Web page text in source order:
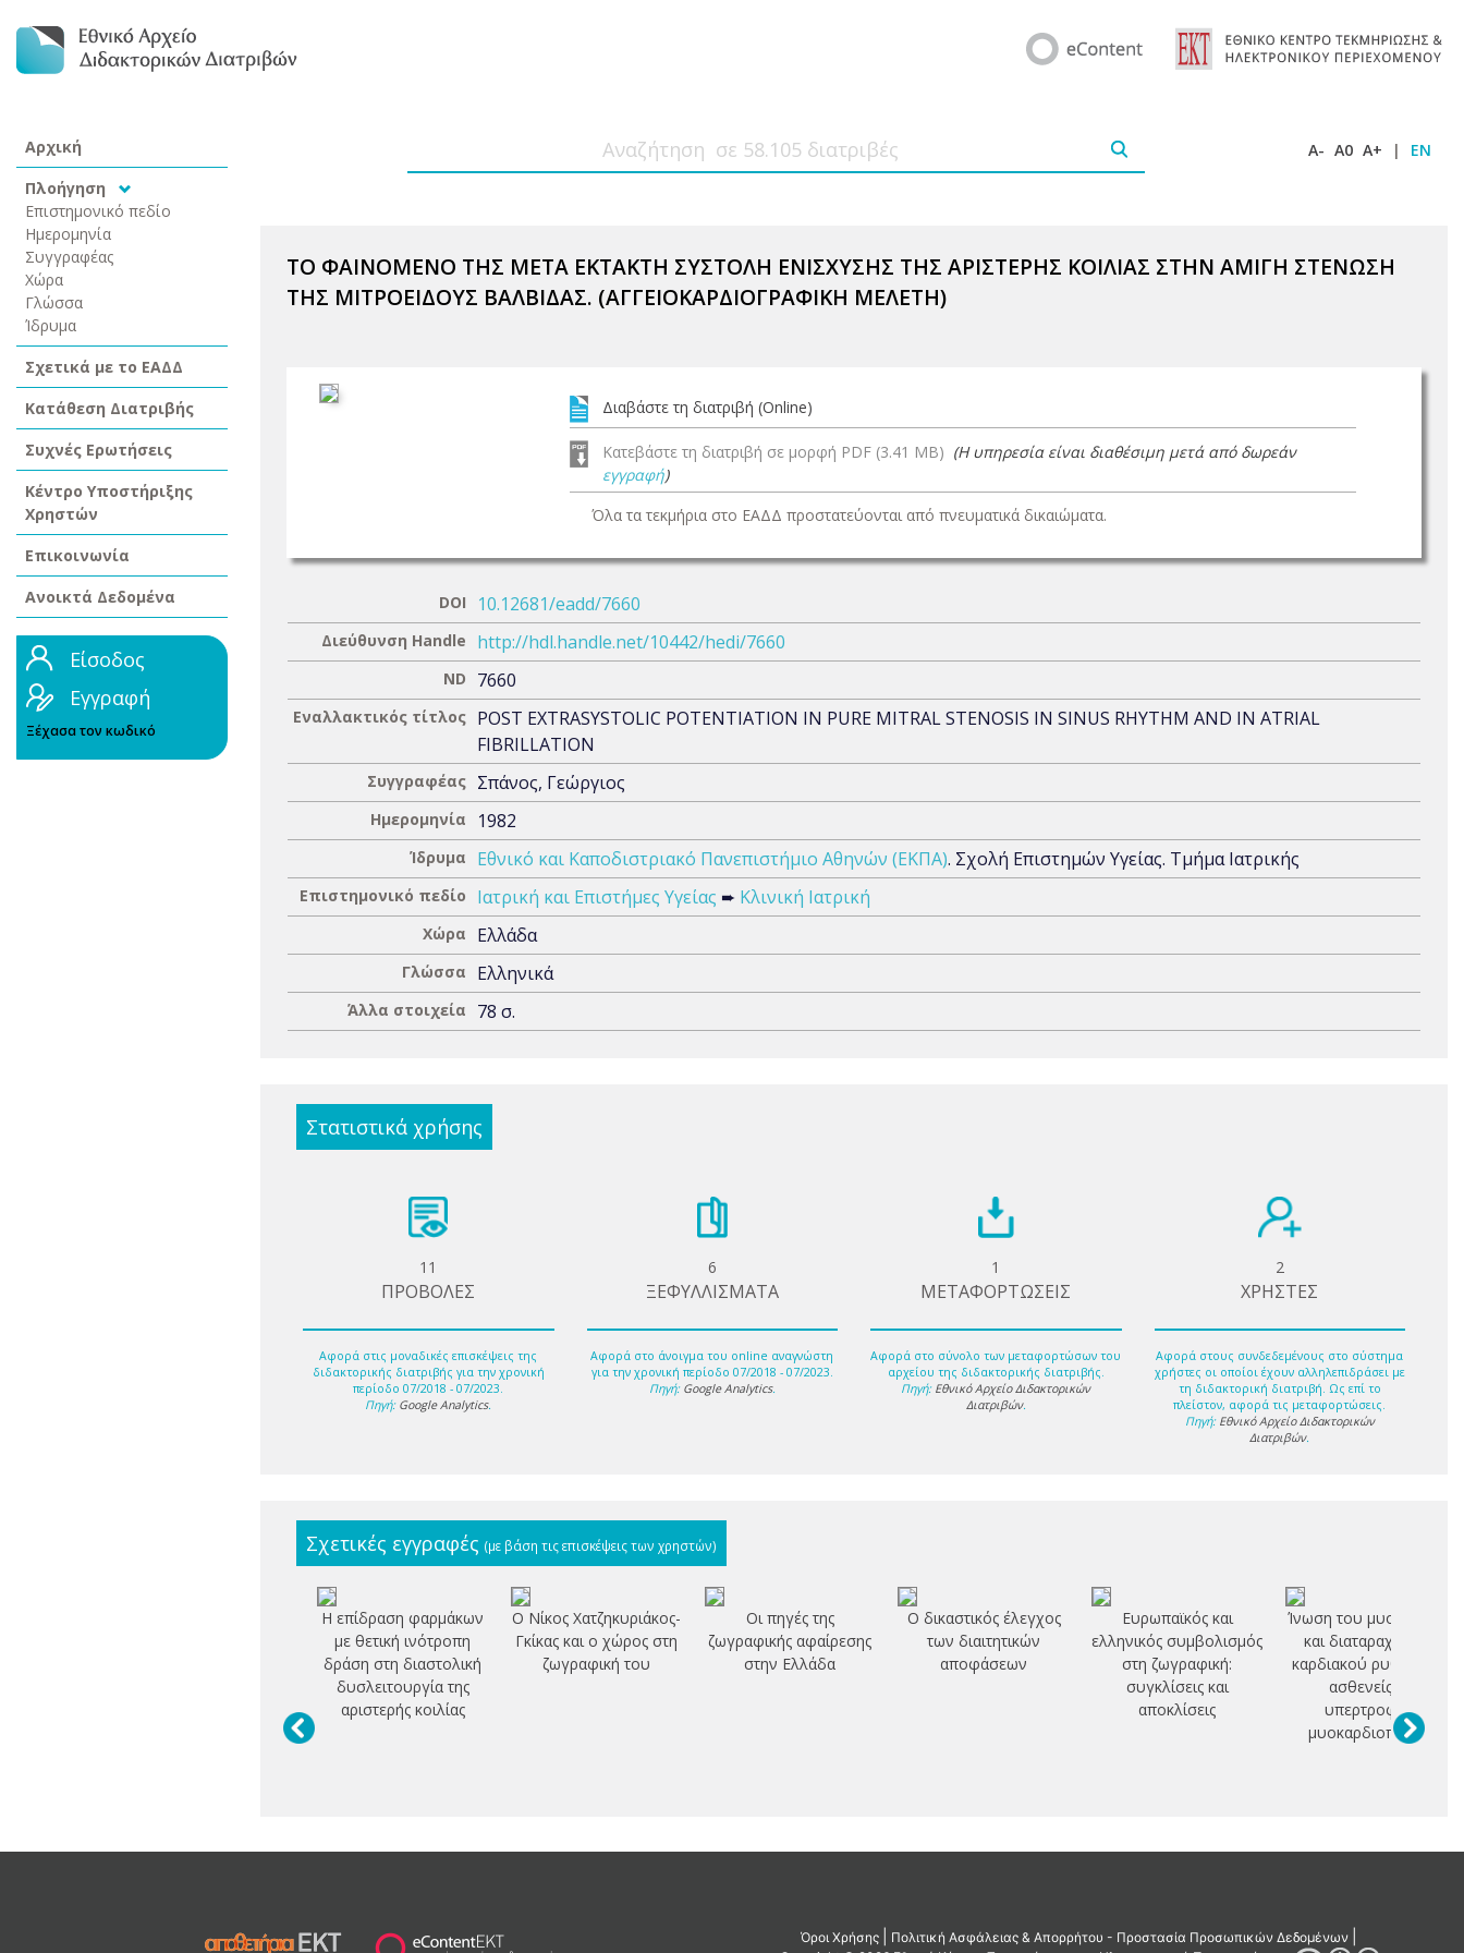
Αρχική
Πλοήγηση
Επιστημονικό πεδίο
Ημερομηνία
Συγγραφέας
Χώρα
Γλώσσα
Ίδρυμα
Σχετικά με το ΕΑΔΔ
Κατάθεση Διατριβής
Συχνές Ερωτήσεις
Κέντρο Υποστήριξης
Χρηστών
Επικοινωνία
Ανοικτά Δεδομένα
Είσοδος
Εγγραφή
Ξέχασα τον κωδικό
A- A0 A+ | EN
ΤΟ ΦΑΙΝΟΜΕΝΟ ΤΗΣ ΜΕΤΑ ΕΚΤΑΚΤΗ ΣΥΣΤΟΛΗ ΕΝΙΣΧΥΣΗΣ ΤΗΣ ΑΡΙΣΤΕΡΗΣ ΚΟΙΛΙΑΣ ΣΤΗΝ ΑΜΙΓΗ ΣΤΕΝΩΣΗ
ΤΗΣ ΜΙΤΡΟΕΙΔΟΥΣ ΒΑΛΒΙΔΑΣ. (ΑΓΓΕΙΟΚΑΡΔΙΟΓΡΑΦΙΚΗ ΜΕΛΕΤΗ)
Διαβάστε τη διατριβή (Online)
Κατεβάστε τη διατριβή σε μορφή PDF (3.41 MB) (Η υπηρεσία είναι διαθέσιμη μετά από δωρεάν
εγγραφή)
Όλα τα τεκμήρια στο ΕΑΔΔ προστατεύονται από πνευματικά δικαιώματα.
DOI 10.12681/eadd/7660
Διεύθυνση Handle http://hdl.handle.net/10442/hedi/7660
ND 7660
Εναλλακτικός τίτλος POST EXTRASYSTOLIC POTENTIATION IN PURE MITRAL STENOSIS IN SINUS RHYTHM AND IN ATRIAL
FIBRILLATION
Συγγραφέας Σπάνος, Γεώργιος
Ημερομηνία 1982
Ίδρυμα Εθνικό και Καποδιστριακό Πανεπιστήμιο Αθηνών (ΕΚΠΑ). Σχολή Επιστημών Υγείας. Τμήμα Ιατρικής
Επιστημονικό πεδίο Ιατρική και Επιστήμες Υγείας ➨ Κλινική Ιατρική
Χώρα Ελλάδα
Γλώσσα Ελληνικά
Άλλα στοιχεία 78 σ.
Στατιστικά χρήσης
11
ΠΡΟΒΟΛΕΣ
Αφορά στις μοναδικές επισκέψεις της
διδακτορικής διατριβής για την χρονική
περίοδο 07/2018 - 07/2023.
Πηγή: Google Analytics.
6
ΞΕΦΥΛΛΙΣΜΑΤΑ
Αφορά στο άνοιγμα του online αναγνώστη
για την χρονική περίοδο 07/2018 - 07/2023.
Πηγή: Google Analytics.
1
ΜΕΤΑΦΟΡΤΩΣΕΙΣ
Αφορά στο σύνολο των μεταφορτώσων του
αρχείου της διδακτορικής διατριβής.
Πηγή: Εθνικό Αρχείο Διδακτορικών
Διατριβών.
2
ΧΡΗΣΤΕΣ
Αφορά στους συνδεδεμένους στο σύστημα
χρήστες οι οποίοι έχουν αλληλεπιδράσει με
τη διδακτορική διατριβή. Ως επί το
πλείστον, αφορά τις μεταφορτώσεις.
Πηγή: Εθνικό Αρχείο Διδακτορικών
Διατριβών.
Σχετικές εγγραφές (με βάση τις επισκέψεις των χρηστών)
Η επίδραση φαρμάκων
με θετική ινότροπη
δράση στη διαστολική
δυσλειτουργία της
αριστερής κοιλίας
Ο Νίκος Χατζηκυριάκος-
Γκίκας και ο χώρος στη
ζωγραφική του
Οι πηγές της
ζωγραφικής αφαίρεσης
στην Ελλάδα
Ο δικαστικός έλεγχος
των διαιτητικών
αποφάσεων
Ευρωπαϊκός και
ελληνικός συμβολισμός
στη ζωγραφική:
συγκλίσεις και
αποκλίσεις
Ίνωση του μυοκαρδίου
και διαταραχές του
καρδιακού ρυθμού σε
ασθενείς με
υπερτροφική
μυοκαρδιοπάθεια